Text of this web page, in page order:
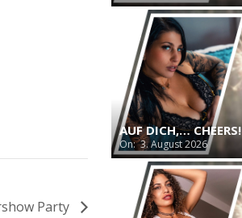
Party
AUF DICH,… CHEERS!
On: 3. August 2026